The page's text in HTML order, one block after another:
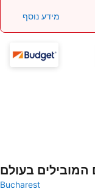
מידע נוסף
המובילים בעולם
Bucharest